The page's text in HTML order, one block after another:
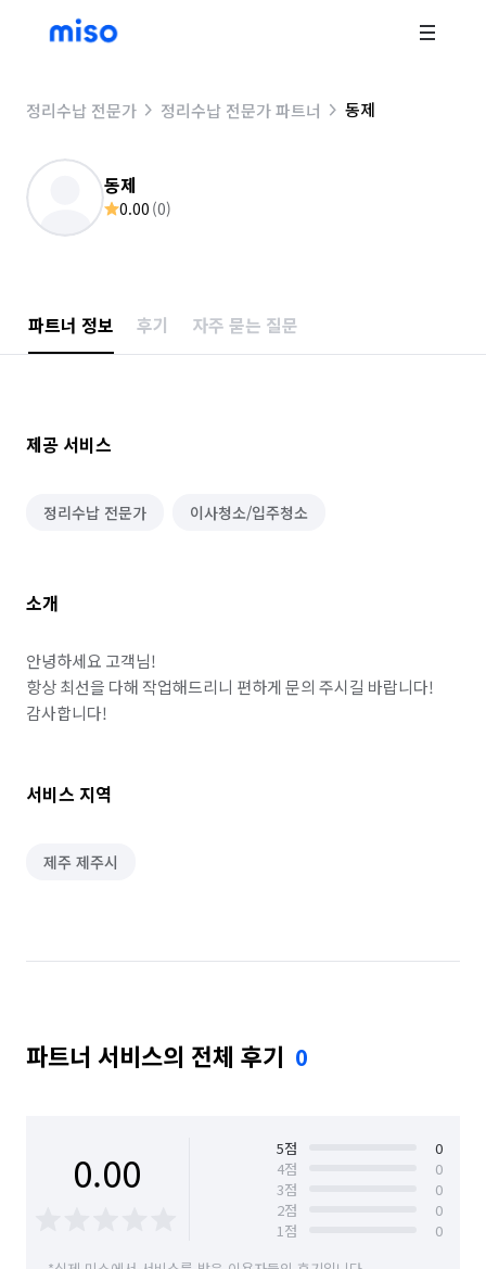
정리수납 전문가 정리수납 전문가 파트너 동제
동제
0.00 (0)
파트너 정보 후기 자주 묻는 질문
제공 서비스
정리수납 전문가 이사청소/입주청소
소개
안녕하세요 고객님!
항상 최선을 다해 작업해드리니 편하게 문의 주시길 바랍니다!
감사합니다!
서비스 지역
제주 제주시
파트너 서비스의 전체 후기 0
0.00 5점
0
4점
0
3점
0
2점
0
1점
0